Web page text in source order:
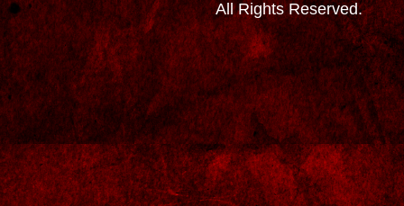
All Rights Reserved.